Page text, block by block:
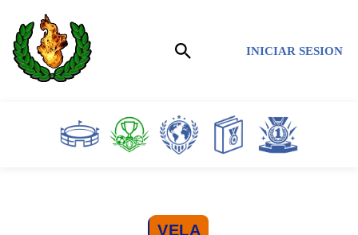
Saltar
al
contenido
INICIAR SESION
VELA